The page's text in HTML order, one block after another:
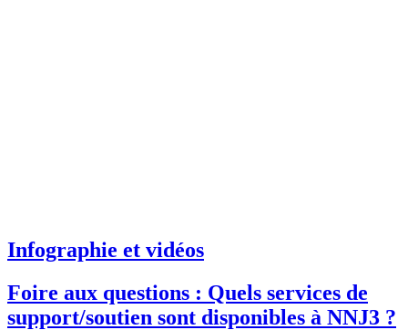
Infographie et vidéos
Foire aux questions : Quels services de
support/soutien sont disponibles à NNJ3 ?